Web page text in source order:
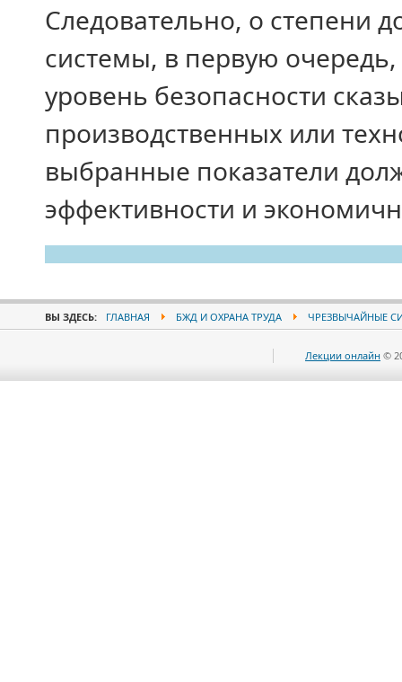
Следовательно, о степени
системы, в первую
уровень безопасности
производственных или
выбранные показатели
эффективности и
ВЫ ЗДЕСЬ: ГЛАВНАЯ БЖД И ОХРАНА ТРУДА ЧРЕЗВЫЧАЙНЫЕ
Лекции онлайн ©